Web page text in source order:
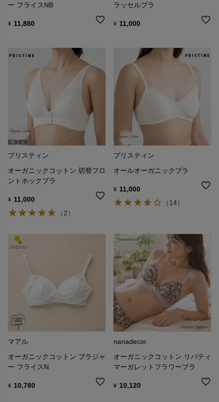
ー フライスNB
¥ 11,880
ラッセルブラ
¥ 11,000
プリスティン
オーガニックコットン 切替フロ
ントホックブラ
¥ 11,000
（2）
プリスティン
オールオーガニックブラ
¥ 11,000
（14）
マアル
オーガニックコットン ブラジャ
ー フライスN
¥ 10,780
nanadecor
オーガニックコットン リバティ
マーガレットフラワーブラ
¥ 10,120